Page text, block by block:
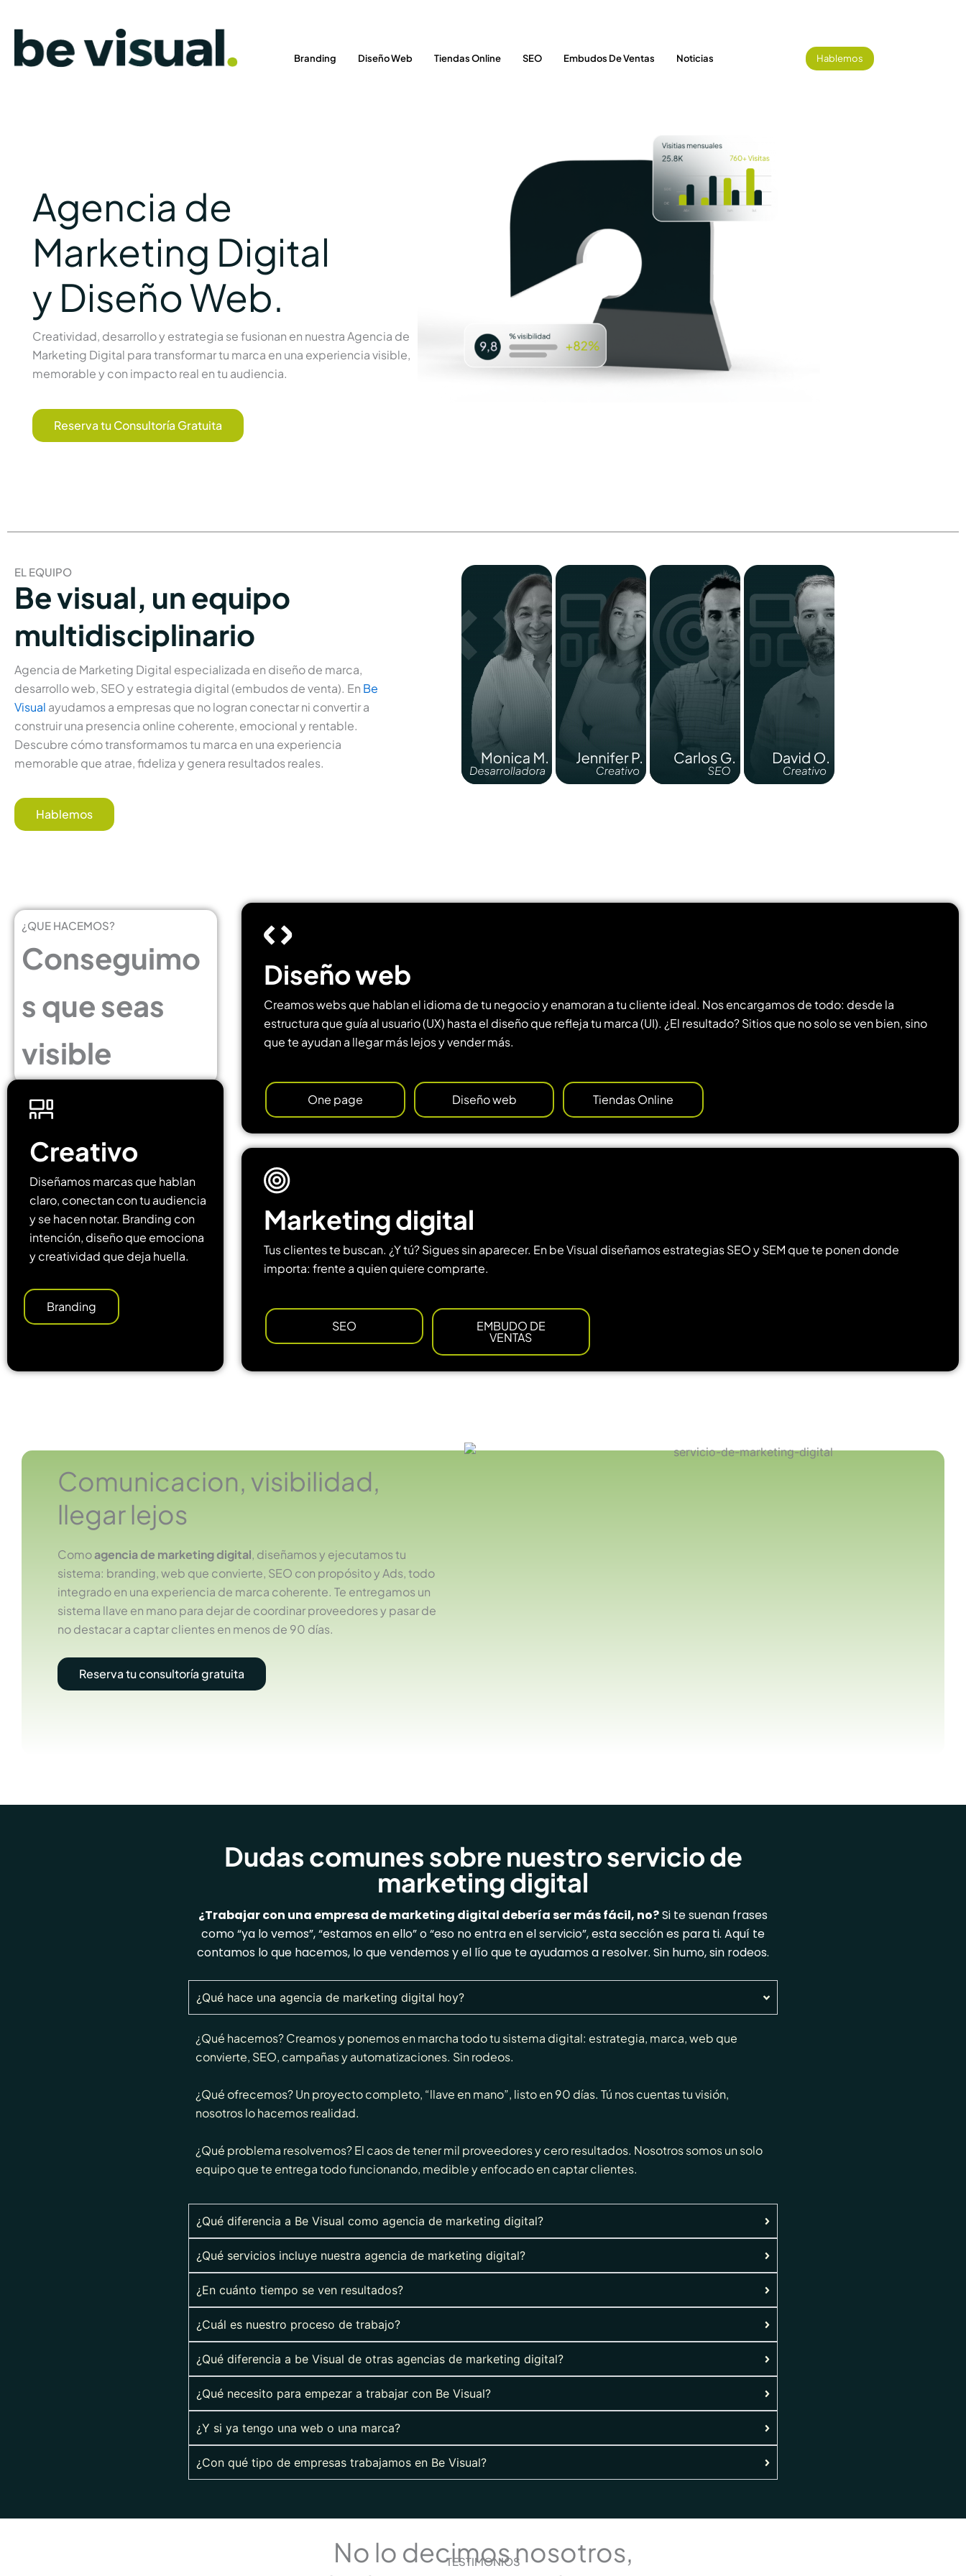
contenido
Branding Diseño Web Tiendas Online SEO Embudos De Ventas Noticias Hablemos
Agencia de
Marketing Digital
y Diseño Web.
Creatividad, desarrollo y estrategia se fusionan en nuestra Agencia de
Marketing Digital para transformar tu marca en una experiencia visible,
memorable y con impacto real en tu audiencia.
Reserva tu Consultoría Gratuita
EL EQUIPO
Be visual, un equipo
multidisciplinario
Agencia de Marketing Digital especializada en diseño de marca,
desarrollo web, SEO y estrategia digital (embudos de venta). En Be
Visual ayudamos a empresas que no logran conectar ni convertir a
construir una presencia online coherente, emocional y rentable.
Descubre cómo transformamos tu marca en una experiencia
memorable que atrae, fideliza y genera resultados reales.
Hablemos
¿QUE HACEMOS?
Conseguimo
s que seas
visible
Diseño web
Creamos webs que hablan el idioma de tu negocio y enamoran a tu cliente ideal. Nos encargamos de todo: desde la
estructura que guía al usuario (UX) hasta el diseño que refleja tu marca (UI). ¿El resultado? Sitios que no solo se ven bien, sino
que te ayudan a llegar más lejos y vender más.
One page Diseño web Tiendas Online
Creativo
Diseñamos marcas que hablan
claro, conectan con tu audiencia
y se hacen notar. Branding con
intención, diseño que emociona
y creatividad que deja huella.
Branding
Marketing digital
Tus clientes te buscan. ¿Y tú? Sigues sin aparecer. En be Visual diseñamos estrategias SEO y SEM que te ponen donde
importa: frente a quien quiere comprarte.
SEO EMBUDO DE
VENTAS
Comunicacion, visibilidad,
llegar lejos
Comoagencia de marketing digital, diseñamos y ejecutamos tu
sistema: branding, web que convierte, SEO con propósito y Ads, todo
integrado en una experiencia de marca coherente. Te entregamos un
sistema llave en mano para dejar de coordinar proveedores y pasar de
no destacar a captar clientes en menos de 90 días.
Reserva tu consultoría gratuita
Dudas comunes sobre nuestro servicio de
marketing digital
¿Trabajar con una empresa de marketing digital debería ser más fácil, no?Si te suenan frases
como “ya lo vemos”, “estamos en ello” o “eso no entra en el servicio”, esta sección es para ti. Aquí te
contamos lo que hacemos, lo que vendemos y el lío que te ayudamos a resolver. Sin humo, sin rodeos.
¿Qué hace una agencia de marketing digital hoy?
¿Qué hacemos? Creamos y ponemos en marcha todo tu sistema digital: estrategia, marca, web que
convierte, SEO, campañas y automatizaciones. Sin rodeos.
¿Qué ofrecemos? Un proyecto completo, “llave en mano”, listo en 90 días. Tú nos cuentas tu visión,
nosotros lo hacemos realidad.
¿Qué problema resolvemos? El caos de tener mil proveedores y cero resultados. Nosotros somos un solo
equipo que te entrega todo funcionando, medible y enfocado en captar clientes.
¿Qué diferencia a Be Visual como agencia de marketing digital?
¿Qué servicios incluye nuestra agencia de marketing digital?
¿En cuánto tiempo se ven resultados?
¿Cuál es nuestro proceso de trabajo?
¿Qué diferencia a be Visual de otras agencias de marketing digital?
¿Qué necesito para empezar a trabajar con Be Visual?
¿Y si ya tengo una web o una marca?
¿Con qué tipo de empresas trabajamos en Be Visual?
TESTIMONIOS
No lo decimos nosotros,